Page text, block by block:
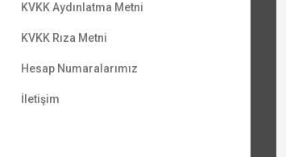
KVKK Aydınlatma Metni
KVKK Rıza Metni
Hesap Numaralarımız
İletişim